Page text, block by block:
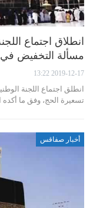
انطلاق اجتماع
مسألة التخفيض
2019-12-17 13:22
انطلق اجتماع اللجنة
تسعيرة الحج، وفق ما أكده
أخبار صفاقس